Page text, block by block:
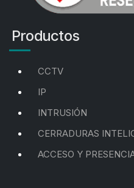
Productos
CCTV
IP
INTRUSIÓN
CERRADURAS
ACCESO Y